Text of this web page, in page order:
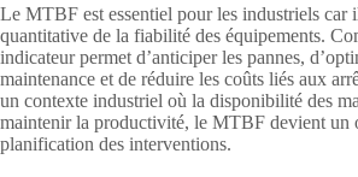
Le MTBF est essentiel pour les industriels car
quantitative de la fiabilité des équipements.
indicateur permet d’anticiper les pannes,
maintenance et de réduire les coûts liés aux
un contexte industriel où la disponibilité des
maintenir la productivité, le MTBF devient un
planification des interventions.